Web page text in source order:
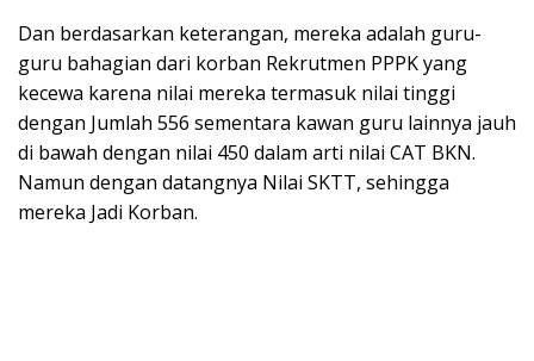
Dan berdasarkan keterangan, mereka adalah guru-
guru bahagian dari korban Rekrutmen PPPK yang
kecewa karena nilai mereka termasuk nilai tinggi
dengan Jumlah 556 sementara kawan guru lainnya jauh
di bawah dengan nilai 450 dalam arti nilai CAT BKN.
Namun dengan datangnya Nilai SKTT, sehingga
mereka Jadi Korban.